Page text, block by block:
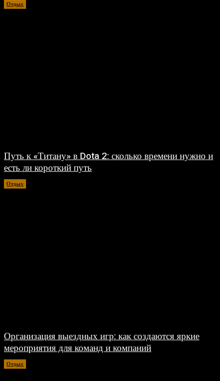
Отдых
Путь к «Титану» в Dota 2: сколько времени нужно и
есть ли короткий путь
Отдых
Организация выездных игр: как создаются яркие
мероприятия для команд и компаний
Отдых